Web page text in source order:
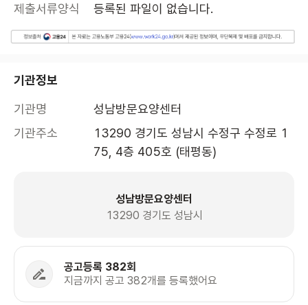
제출서류양식
등록된 파일이 없습니다.
기관정보
기관명
성남방문요양센터
기관주소
13290 경기도 성남시 수정구 수정로 1
75, 4층 405호 (태평동)
성남방문요양센터
13290 경기도 성남시
공고등록 382회
지금까지 공고 382개를 등록했어요